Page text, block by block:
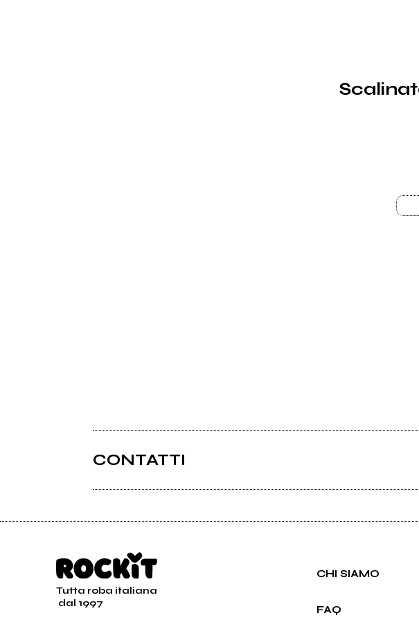
CONTATTI
Tutta roba italiana
dal 1997
CHI SIAMO
FAQ